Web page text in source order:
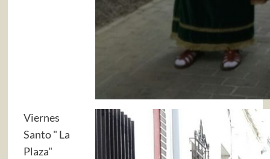
Viernes
Santo " La
Plaza"